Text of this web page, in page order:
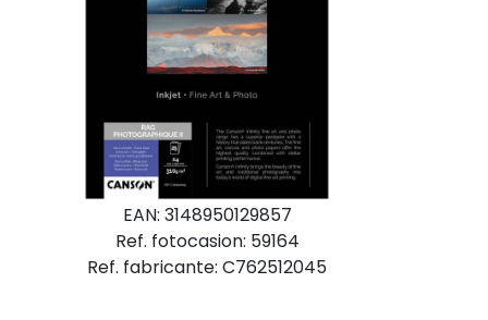
EAN: 3148950129857
Ref. fotocasion: 59164
Ref. fabricante: C762512045